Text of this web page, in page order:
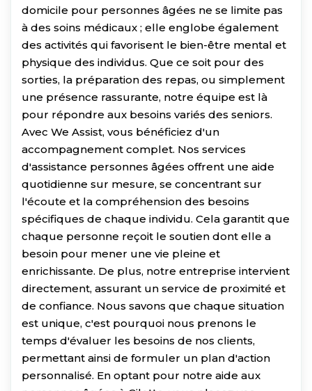
domicile pour personnes âgées ne se limite pas
à des soins médicaux ; elle englobe également
des activités qui favorisent le bien-être mental et
physique des individus. Que ce soit pour des
sorties, la préparation des repas, ou simplement
une présence rassurante, notre équipe est là
pour répondre aux besoins variés des seniors.
Avec We Assist, vous bénéficiez d'un
accompagnement complet. Nos services
d'assistance personnes âgées offrent une aide
quotidienne sur mesure, se concentrant sur
l'écoute et la compréhension des besoins
spécifiques de chaque individu. Cela garantit que
chaque personne reçoit le soutien dont elle a
besoin pour mener une vie pleine et
enrichissante. De plus, notre entreprise intervient
directement, assurant un service de proximité et
de confiance. Nous savons que chaque situation
est unique, c'est pourquoi nous prenons le
temps d'évaluer les besoins de nos clients,
permettant ainsi de formuler un plan d'action
personnalisé. En optant pour notre aide aux